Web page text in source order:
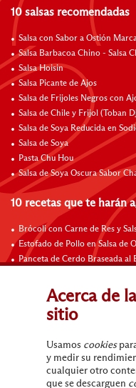
10 salsas recomendadas
Salsa con Sabor a Ostión
Salsa Barbacoa Chino - Salsa
Salsa Hoisin
Salsa Picante de Ajos
Salsa de Frijoles Negros con
Salsa de Chile y Frijol (Toban
Salsa de Soya Reducida en
Salsa de Soya
Pasta Chu Hou
Salsa de Soya Oscura Sabor
10 recetas que te harán
Brócoli con Carne de Res y
Estofado de Pollo en Salsa de
Panceta de Cerdo Braseada al
Costillas de Cordero a la
Carne de Res con Salsa de
Fajitas de Carne de Res con
Carne de Res Sofrita con
Arroz Frito con Carne de Res
Acerca de
sitio
Usamos cookies
y medir su
cualquier otro
que se descarguen